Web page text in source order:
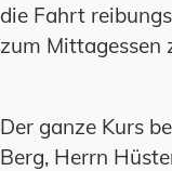
die Fahrt
zum Mittagessen
Der ganze Kurs
Berg, Herrn